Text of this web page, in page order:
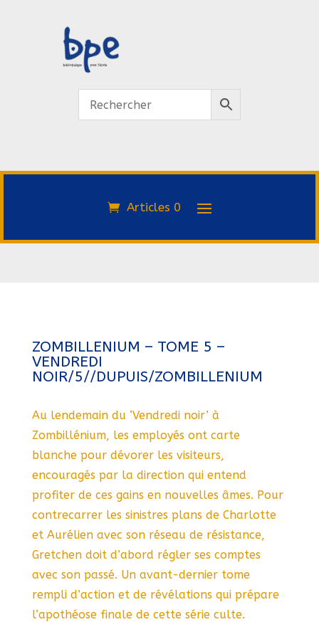
Articles 0
ZOMBILLENIUM – TOME 5 –
VENDREDI
NOIR/5//DUPUIS/ZOMBILLENIUM
Au lendemain du ‘Vendredi noir’ à
Zombillénium, les employés ont carte
blanche pour dévorer les visiteurs,
encouragés par la direction qui entend
profiter de ces gains en nouvelles âmes. Pour
contrecarrer les sinistres plans de Charlotte
et Aurélien avec son réseau de résistance,
Gretchen doit d’abord régler ses comptes
avec son passé. Un avant-dernier tome
rempli d’action et de révélations qui prépare
l’apothéose finale de cette série culte.